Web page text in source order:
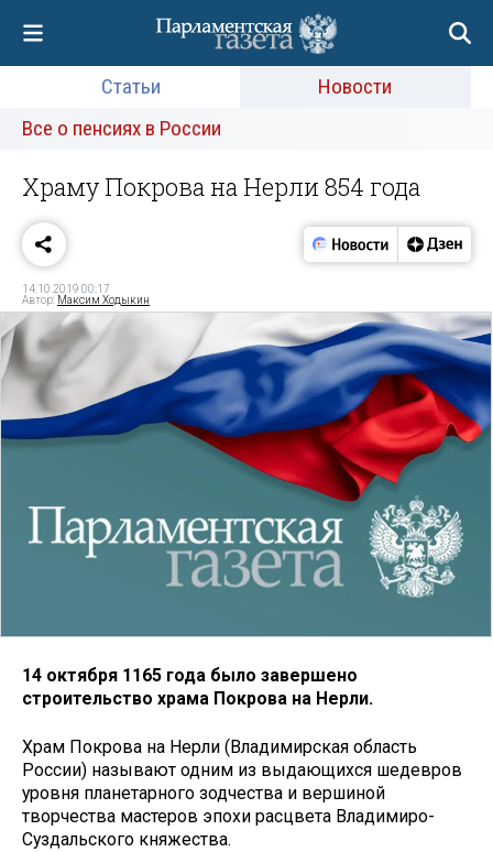
Статьи
Новости
Все о пенсиях в России
Храму Покрова на Нерли 854 года
14.10.2019 00:17
Автор: Максим Ходыкин
14 октября 1165 года было завершено
строительство храма Покрова на Нерли.
Храм Покрова на Нерли (Владимирская область
России) называют одним из выдающихся шедевров
уровня планетарного зодчества и вершиной
творчества мастеров эпохи расцвета Владимиро-
Суздальского княжества.